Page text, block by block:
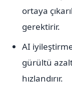
ortaya
gerektirir.
AI
gürültü
hızlandırır.